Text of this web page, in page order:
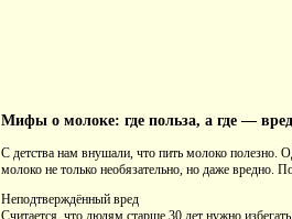
Мифы о молоке: где польза, а где —
С детства нам внушали, что пить молоко полезно.
молоко не только необязательно, но даже вредно.
Неподтверждённый вред
Считается, что людям старше 30 лет нужно